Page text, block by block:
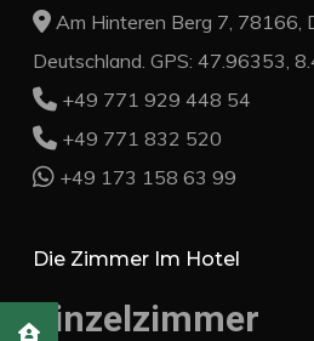
Am Hinteren Berg 7, 78166,
Deutschland. GPS: 47.96353,
+49 771 929 448 54
+49 771 832 520
+49 173 158 63 99
Die Zimmer Im Hotel
Einzelzimmer